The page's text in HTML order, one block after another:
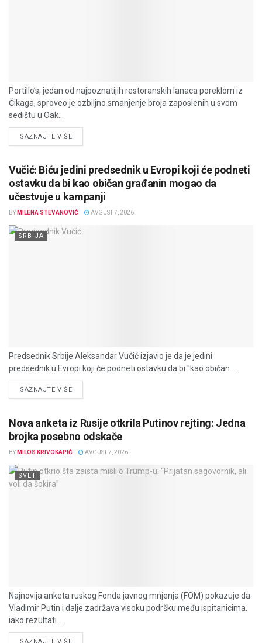
Portillo’s, jedan od najpoznatijih restoranskih lanaca poreklom iz
Čikaga, sproveo je ozbiljno smanjenje broja zaposlenih u svom
sedištu u Oak...
SAZNAJTE VIŠEDETAILS
Vučić: Biću jedini predsednik u Evropi koji će podneti
ostavku da bi kao običan građanin mogao da
učestvuje u kampanji
BY MILENA STEVANOVIĆ AVGUST 7, 2026
SRBIJA
Predsednik Srbije Aleksandar Vučić izjavio je da je jedini
predsednik u Evropi koji će podneti ostavku da bi "kao običan...
SAZNAJTE VIŠEDETAILS
Nova anketa iz Rusije otkrila Putinov rejting: Jedna
brojka posebno odskače
BY MILOS KRIVOKAPIĆ AVGUST 7, 2026
SVET
Najnovija anketa ruskog Fonda javnog mnjenja (FOM) pokazuje da
Vladimir Putin i dalje zadržava visoku podršku među ispitanicima,
iako rezultati...
SAZNAJTE VIŠEDETAILS